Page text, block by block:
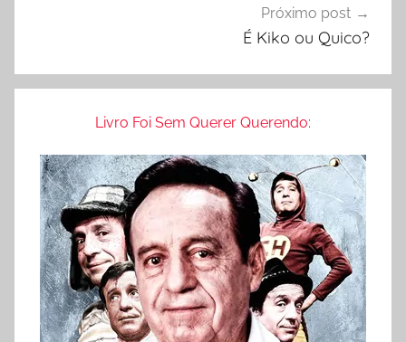
t
e
s
Próximo post
É Kiko ou Quico?
Livro Foi Sem Querer Querendo: